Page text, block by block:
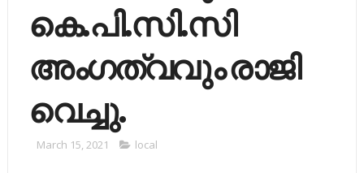
കെ.പി.സി.സി
അംഗത്വവും രാജി
വെച്ചു.
March 15, 2021 local